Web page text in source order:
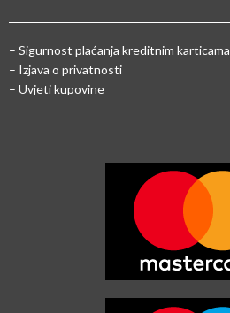
– Sigurnost plaćanja kreditnim karticama
– Izjava o privatnosti
– Uvjeti kupovine